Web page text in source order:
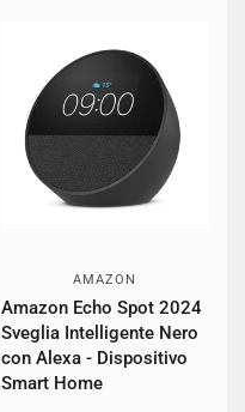
AMAZON
Amazon Echo Spot 2024
Sveglia Intelligente Nero
con Alexa - Dispositivo
Smart Home